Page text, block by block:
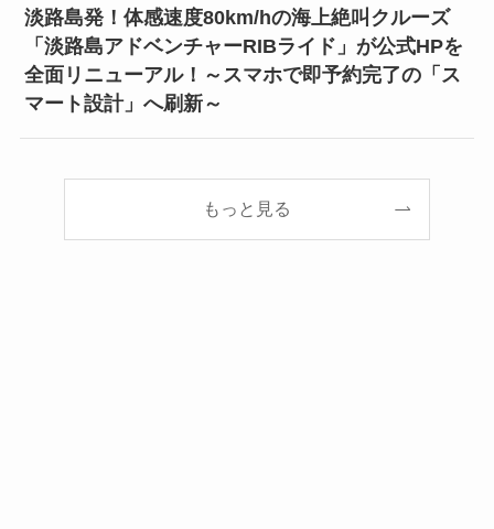
淡路島発！体感速度80km/hの海上絶叫クルーズ
「淡路島アドベンチャーRIBライド」が公式HPを
全面リニューアル！～スマホで即予約完了の「ス
マート設計」へ刷新～
もっと見る